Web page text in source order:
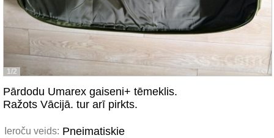
1/2
Pārdodu Umarex gaiseni+ tēmeklis.
Ražots Vācijā. tur arī pirkts.
Ieroču veids: Pneimatiskie